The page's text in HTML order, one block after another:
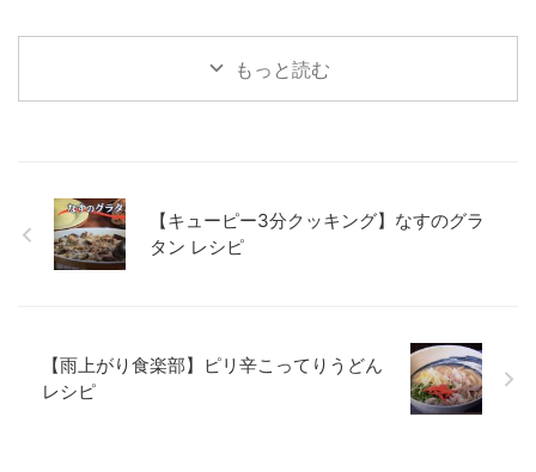
もっと読む
【キューピー3分クッキング】なすのグラ
タン レシピ
【雨上がり食楽部】ピリ辛こってりうどん
レシピ